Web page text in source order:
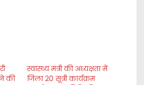
की
स्वास्थ्य मंत्री की अध्यक्षता में
जिला 20 सूत्री कार्यक्रम